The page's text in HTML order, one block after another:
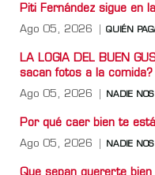
Piti Fernández sigue en
Ago 05, 2026 QUIÉN
LA LOGIA DEL BUEN
sacan fotos a la
Ago 05, 2026 NADIE
Por qué caer bien te
Ago 05, 2026 NADIE